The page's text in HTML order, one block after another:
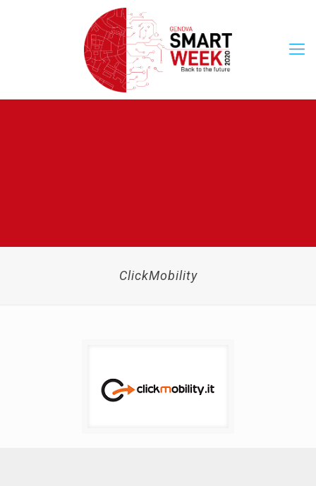
ClickMobility